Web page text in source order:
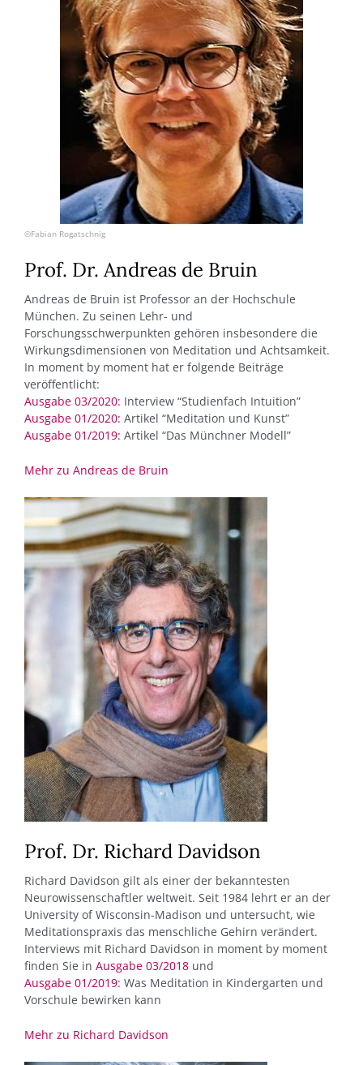
©Fabian Rogatschnig
Prof. Dr. Andreas de Bruin
Andreas de Bruin ist Professor an der Hochschule
München. Zu seinen Lehr- und
Forschungsschwerpunkten gehören insbesondere die
Wirkungsdimensionen von Meditation und Achtsamkeit.
In moment by moment hat er folgende Beiträge
veröffentlicht:
Ausgabe 03/2020: Interview “Studienfach Intuition”
Ausgabe 01/2020: Artikel “Meditation und Kunst”
Ausgabe 01/2019: Artikel “Das Münchner Modell”
Mehr zu Andreas de Bruin
Prof. Dr. Richard Davidson
Richard Davidson gilt als einer der bekanntesten
Neurowissenschaftler weltweit. Seit 1984 lehrt er an der
University of Wisconsin-Madison und untersucht, wie
Meditationspraxis das menschliche Gehirn verändert.
Interviews mit Richard Davidson in moment by moment
finden Sie in Ausgabe 03/2018 und
Ausgabe 01/2019: Was Meditation in Kindergarten und
Vorschule bewirken kann
Mehr zu Richard Davidson